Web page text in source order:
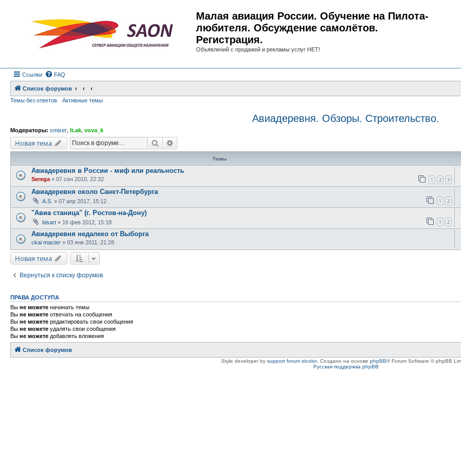
Малая авиация России. Обучение на Пилота-
любителя. Обсуждение самолётов.
Регистрация.
Объявлений с продажей и рекламы услуг НЕТ!
Ссылки FAQ
Список форумов
Темы без ответов
Активные темы
Авиадеревня. Обзоры. Строительство.
Модераторы: smixer lt.ak vova_k
Новая тема Поиск
Темы
Авиадеревня в России - миф или реальность
Serega » 07 сен 2010, 22:32 1 2 3
Авиадеревня около Санкт-Петербурга
A.S. » 07 апр 2017, 15:12 1 2
"Авиа станица" (г. Ростов-на-Дону)
bisart » 16 фев 2012, 15:18 1 2
Авиадеревня недалеко от Выборга
ckai macter » 03 янв 2011, 21:28
Новая тема
Вернуться к списку форумов
ПРАВА ДОСТУПА
Вы не можете начинать темы
Вы не можете отвечать на сообщения
Вы не можете редактировать свои сообщения
Вы не можете удалять свои сообщения
Вы не можете добавлять вложения
Список форумов
Style developer by support forum tricolor, Создано на основе phpBB® Forum Software © phpBB
Русская поддержка phpBB